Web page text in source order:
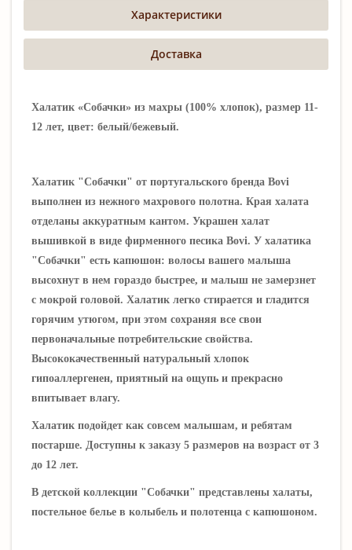
Характеристики
Доставка
Халатик «Собачки» из махры (100% хлопок), размер 11-
12 лет, цвет: белый/бежевый.
Халатик "Собачки" от португальского бренда Bovi
выполнен из нежного махрового полотна. Края халата
отделаны аккуратным кантом. Украшен халат
вышивкой в виде фирменного песика Bovi. У халатика
"Собачки" есть капюшон: волосы вашего малыша
высохнут в нем гораздо быстрее, и малыш не замерзнет
с мокрой головой. Халатик легко стирается и гладится
горячим утюгом, при этом сохраняя все свои
первоначальные потребительские свойства.
Высококачественный натуральный хлопок
гипоаллергенен, приятный на ощупь и прекрасно
впитывает влагу.
Халатик подойдет как совсем малышам, и ребятам
постарше. Доступны к заказу 5 размеров на возраст от 3
до 12 лет.
В детской коллекции "Собачки" представлены халаты,
постельное белье в колыбель и полотенца с капюшоном.